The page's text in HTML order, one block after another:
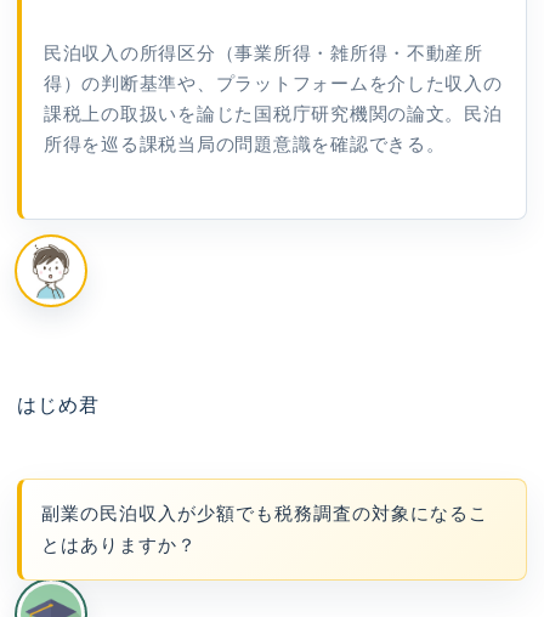
民泊収入の所得区分（事業所得・雑所得・不動産所
得）の判断基準や、プラットフォームを介した収入の
課税上の取扱いを論じた国税庁研究機関の論文。民泊
所得を巡る課税当局の問題意識を確認できる。
はじめ君
副業の民泊収入が少額でも税務調査の対象になるこ
とはありますか？